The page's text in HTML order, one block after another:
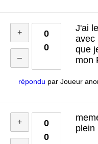
0
0
J'ai
avec
que
mon
répondu par Joueur
0
0
plein